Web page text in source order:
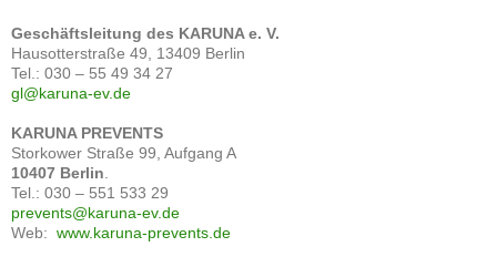
Geschäftsleitung des KARUNA e. V.
Hausotterstraße 49, 13409 Berlin
Tel.: 030 – 55 49 34 27
gl@karuna-ev.de
KARUNA PREVENTS
Storkower Straße 99, Aufgang A
10407 Berlin
Tel.: 030 – 551 533 29
prevents@karuna-ev.de
Web: www.karuna-prevents.de